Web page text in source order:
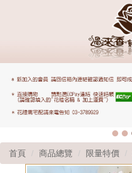
首頁 商品總覽 限量特價